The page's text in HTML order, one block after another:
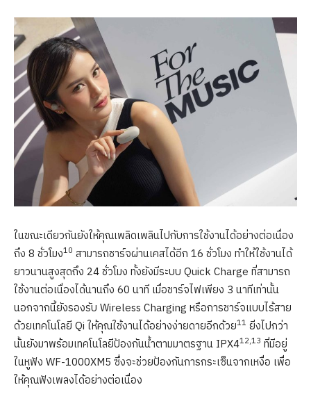
ในขณะเดียวกันยังให้คุณเพลิดเพลินไปกับการใช้งานได้อย่างต่อเนื่อง
ถึง 8 ชั่วโมง10 สามารถชาร์จผ่านเคสได้อีก 16 ชั่วโมง ทำให้ใช้งานได้
ยาวนานสูงสุดถึง 24 ชั่วโมง ทั้งยังมีระบบ Quick Charge ที่สามารถ
ใช้งานต่อเนื่องได้นานถึง 60 นาที เมื่อชาร์จไฟเพียง 3 นาทีเท่านั้น
นอกจากนี้ยังรองรับ Wireless Charging หรือการชาร์จแบบไร้สาย
ด้วยเทคโนโลยี Qi ให้คุณใช้งานได้อย่างง่ายดายอีกด้วย11 ยิ่งไปกว่า
นั้นยังมาพร้อมเทคโนโลยีป้องกันน้ำตามมาตรฐาน IPX412,13 ที่มีอยู่
ในหูฟัง WF-1000XM5 ซึ่งจะช่วยป้องกันการกระเซ็นจากเหงื่อ เพื่อ
ให้คุณฟังเพลงได้อย่างต่อเนื่อง